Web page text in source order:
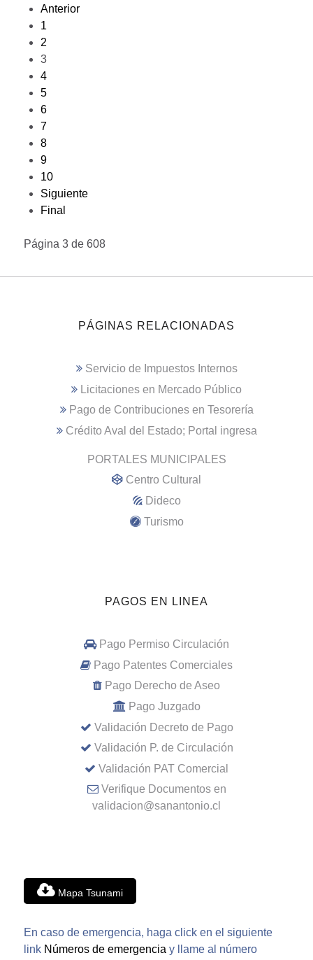
Anterior
1
2
3
4
5
6
7
8
9
10
Siguiente
Final
Página 3 de 608
PÁGINAS RELACIONADAS
Servicio de Impuestos Internos
Licitaciones en Mercado Público
Pago de Contribuciones en Tesorería
Crédito Aval del Estado; Portal ingresa
PORTALES MUNICIPALES
Centro Cultural
Dideco
Turismo
PAGOS EN LINEA
Pago Permiso Circulación
Pago Patentes Comerciales
Pago Derecho de Aseo
Pago Juzgado
Validación Decreto de Pago
Validación P. de Circulación
Validación PAT Comercial
Verifique Documentos en
validacion@sanantonio.cl
Mapa Tsunami
En caso de emergencia, haga click en el siguiente
link Números de emergencia y llame al número